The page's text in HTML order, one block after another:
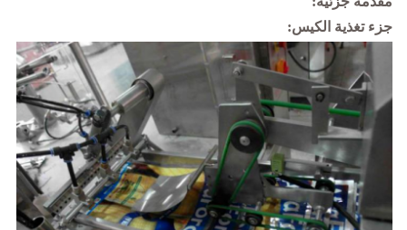
جزء تغذية الكيس: